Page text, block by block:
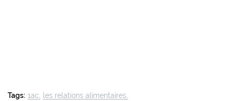
Tags: 1ac
les relations alimentaires